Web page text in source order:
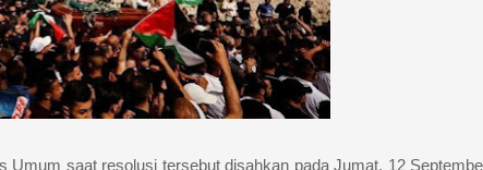
Umum saat resolusi tersebut disahkan pada Jumat, 12